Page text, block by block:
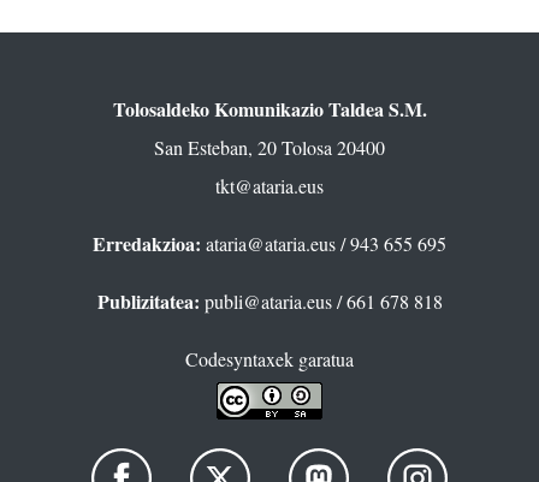
Tolosaldeko Komunikazio Taldea S.M.
San Esteban, 20 Tolosa 20400
tkt@ataria.eus
Erredakzioa: ataria@ataria.eus/ 943 655 695
Publizitatea: publi@ataria.eus/ 661 678 818
Codesyntaxek garatua